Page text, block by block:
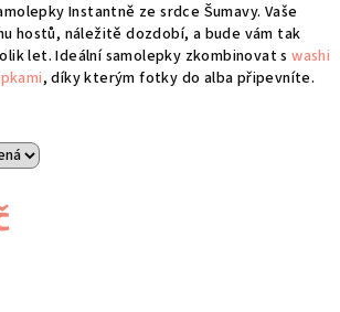
Instantně ze srdce Šumavy. Vaše
hostů, náležitě dozdobí, a bude vám tak
let. Ideální samolepky zkombinovat swashi
, díky kterým fotky do alba připevníte.